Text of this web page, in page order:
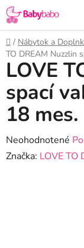
Prejsť
na
obsah
Domov
/ Nábytok a
TO DREAM Nuzzlin
LOVE
spací
18 mes.
Priemerné
hodnotenie
Neohodnotené
Značka: LOVE TO